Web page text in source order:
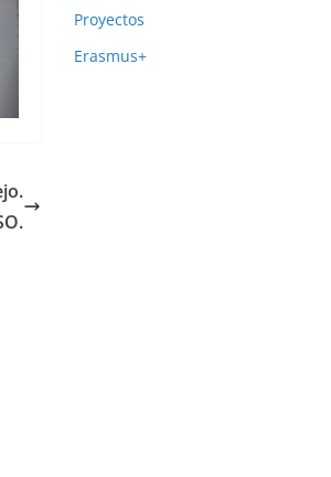
Proyectos
Erasmus+